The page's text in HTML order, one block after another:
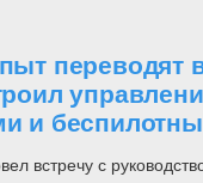
переводят
и
встречу с